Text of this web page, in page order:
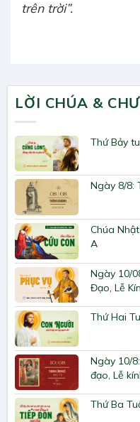
trên trời”.
LỜI CHÚA &
Thứ Bảy
Ngày 8/8:
Chúa
A
Ngày 10/
Đạo, Lễ
Thứ Hai
Ngày 10/
đạo, Lễ
Thứ Ba